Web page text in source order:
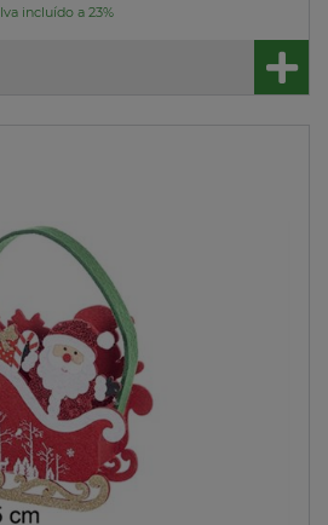
Iva incluído a 23%